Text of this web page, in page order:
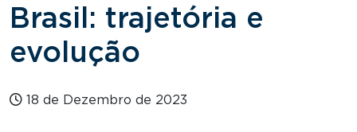
Brasil: trajetória e
evolução
18 de Dezembro de 2023